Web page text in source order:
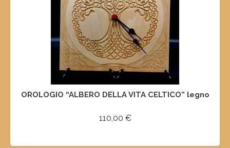
OROLOGIO “ALBERO DELLA VITA CELTICO” legno
110,00 €